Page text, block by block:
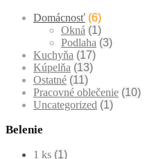
Domácnosť (6)
Okná (1)
Podlaha (3)
Kuchyňa (17)
Kúpelňa (13)
Ostatné (11)
Pracovné oblečenie (10)
Uncategorized (1)
Belenie
1 ks (1)